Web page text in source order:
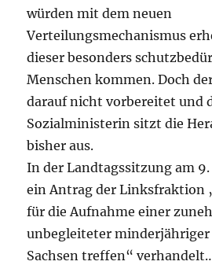
würden mit dem neuen
Verteilungsmechanismus
dieser besonders
Menschen kommen. Doch
darauf nicht vorbereitet und
Sozialministerin sitzt die
bisher aus.
In der Landtagssitzung am 9.
ein Antrag der Linksfraktion
für die Aufnahme einer
unbegleiteter
Sachsen treffen“